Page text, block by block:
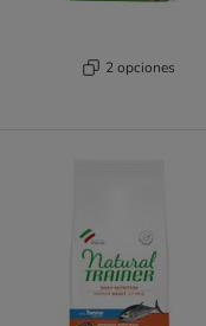
2 opciones